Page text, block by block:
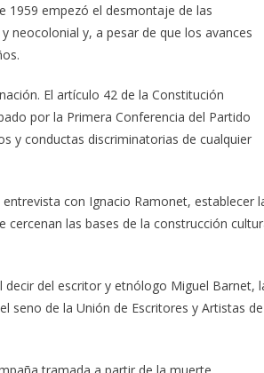
1959 empezó el desmontaje de las
neocolonial y, a pesar de que los avances
El artículo 42 de la Constitución
por la Primera Conferencia del Partido
y conductas discriminatorias de cualquier
entrevista con Ignacio Ramonet, establecer
las bases de la construcción
decir del escritor y etnólogo Miguel Barnet,
de la Unión de Escritores y Artistas de